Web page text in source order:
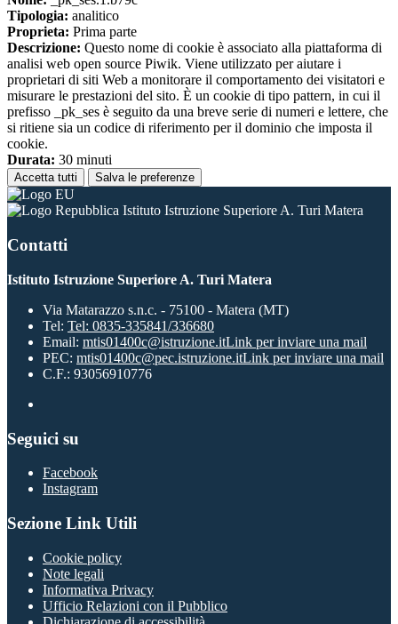
Tipologia: analitico
Proprieta: Prima parte
Descrizione: Questo nome di cookie è associato alla piattaforma di
analisi web open source Piwik. Viene utilizzato per aiutare i
proprietari di siti Web a monitorare il comportamento dei visitatori e
misurare le prestazioni del sito. È un cookie di tipo pattern, in cui il
prefisso _pk_ses è seguito da una breve serie di numeri e lettere, che
si ritiene sia un codice di riferimento per il dominio che imposta il
cookie.
Durata: 30 minuti
Accetta tutti Salva le preferenze
Istituto Istruzione Superiore A. Turi Matera
Contatti
Istituto Istruzione Superiore A. Turi Matera
Via Matarazzo s.n.c. - 75100 - Matera (MT)
Tel: Tel: 0835-335841/336680
Email: mtis01400c@istruzione.itLink per inviare una mail
PEC: mtis01400c@pec.istruzione.itLink per inviare una mail
C.F.: 93056910776
Seguici su
Facebook
Instagram
Sezione Link Utili
Cookie policy
Note legali
Informativa Privacy
Ufficio Relazioni con il Pubblico